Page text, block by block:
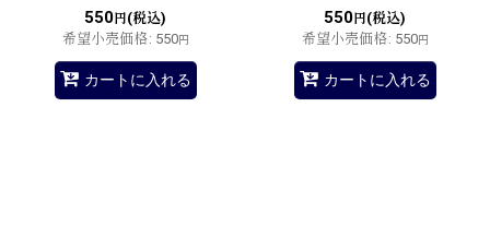
550円(税込)
希望小売価格: 550円
カートに入れる
550円(税込)
希望小売価格: 550円
カートに入れる